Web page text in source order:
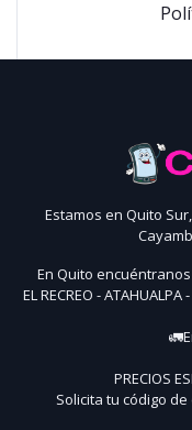
Estamos en Quito
En Quito
EL RECREO - ATAHUALPA
PRECIOS
Solicita tu código